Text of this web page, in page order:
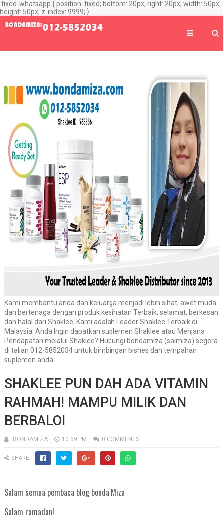
.fixed-whatsapp { position: fixed; bottom: 20px; right: 20px; width: 50px;
height: 50px; z-index: 9999; }
Kami membantu anda dan keluarga menjadi lebih sihat, awet muda
dan bertenaga dengan produk kesihatan Terbaik, selamat, berkesan
dan halal dari Shaklee. Kami adalah Leader Shaklee Terbaik di
Malaysia. Anda Ingin dapatkan suplemen Shaklee atau Menjana
Pendapatan melalui Shaklee? Hubungi bondamiza (salmiza) segera
di talian 012-5852034 untuk bimbingan bisnes dan tempahan
suplemen anda.
SHAKLEE PUN DAH ADA VITAMIN
RAHMAH! MAMPU MILIK DAN
BERBALOI
BONDAMIZA 10:59 PM 0 COMMENTS
SHARE:
Salam semua pembaca blog bonda Miza
Salam ramadan!